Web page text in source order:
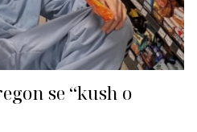
se “kush o